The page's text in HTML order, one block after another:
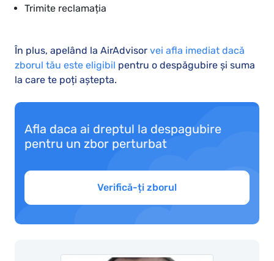
Trimite reclamația
În plus, apelând la AirAdvisor vei afla imediat dacă
zborul tău este eligibil pentru o despăgubire și suma
la care te poți aștepta.
Afla daca ai dreptul la despagubire
pentru un zbor perturbat
Verifică-ți zborul